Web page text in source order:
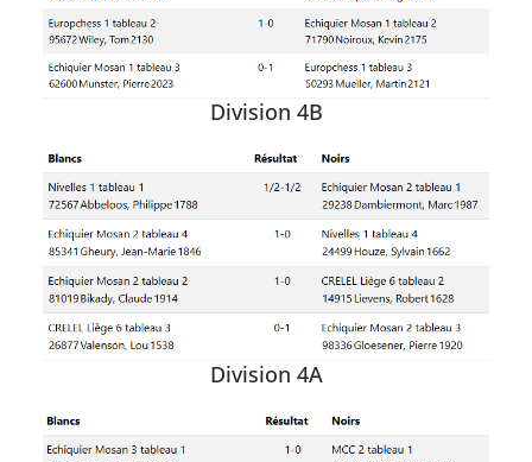
Division 4B
Division 4A